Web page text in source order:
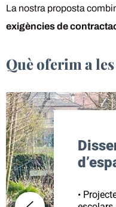
La nostra proposta
exigències de
Què oferim a
•